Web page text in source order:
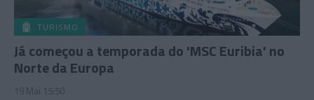
TURISMO
Já começou a temporada do 'MSC Euribia' no
Norte da Europa
19 Mai 15:50